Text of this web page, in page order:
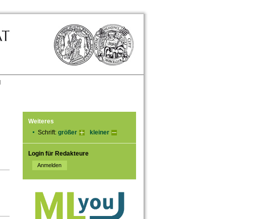
Weiteres
Schrift: größer kleiner
Login für Redakteure